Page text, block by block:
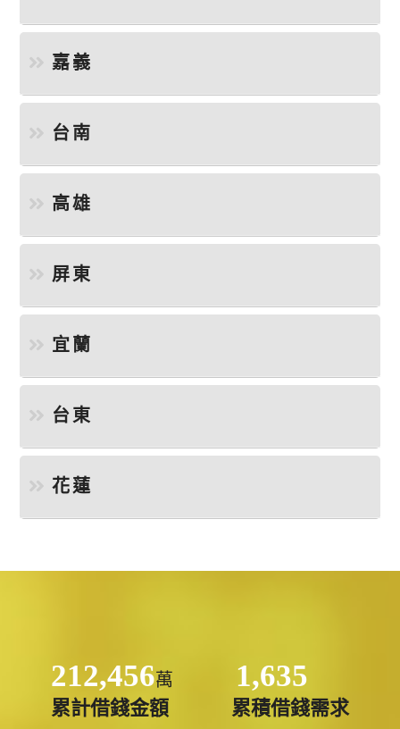
嘉義
台南
高雄
屏東
宜蘭
台東
花蓮
212,456萬
累計借錢金額
1,635
累積借錢需求